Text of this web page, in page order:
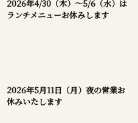
2026年4/30（木）～5/6（水）は
ランチメニューお休みします
2026年5月11日（月）夜の営業お
休みいたします